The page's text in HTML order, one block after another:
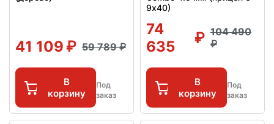
41 109 59 789
В
корзину
Под
заказ
9х40)
74
635
104 490
В
корзину
Под
заказ